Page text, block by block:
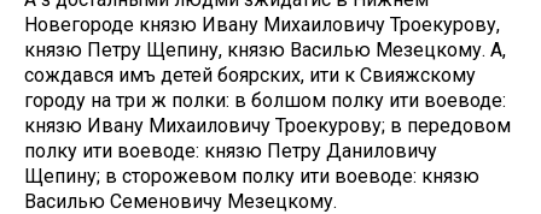
Новегороде князю Ивану Михаиловичу Троекурову,
князю Петру Щепину, князю Василью Мезецкому. А,
сождався имъ детей боярских, ити к Свияжскому
городу на три ж полки: в болшом полку ити воеводе:
князю Ивану Михаиловичу Троекурову; в передовом
полку ити воеводе: князю Петру Даниловичу
Щепину; в сторожевом полку ити воеводе: князю
Василью Семеновичу Мезецкому.